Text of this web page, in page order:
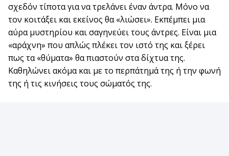
σχεδόν τίποτα για να τρελάνει έναν άντρα. Μόνο να
τον κοιτάξει και εκείνος θα «λιώσει». Εκπέμπει μια
αύρα μυστηρίου και σαγηνεύει τους άντρες. Είναι μια
«αράχνη» που απλώς πλέκει τον ιστό της και ξέρει
πως τα «θύματα» θα πιαστούν στα δίχτυα της.
Καθηλώνει ακόμα και με το περπάτημά της ή την φωνή
της ή τις κινήσεις τους σώματός της.